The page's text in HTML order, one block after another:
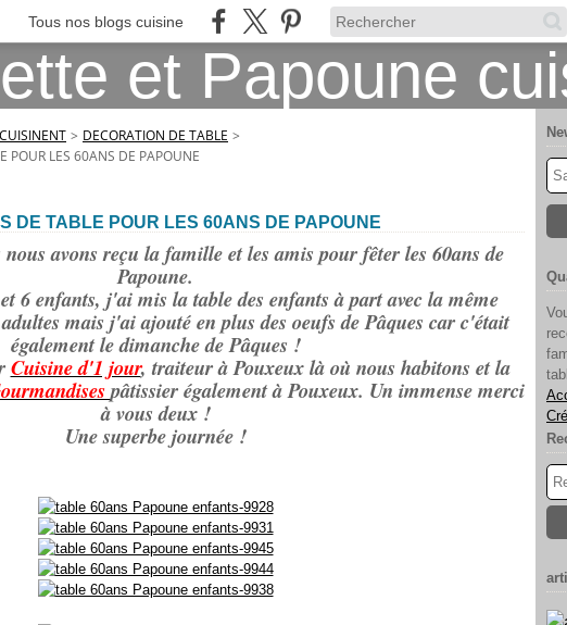
Tous nos blogs cuisine
> DECORATION DE TABLE >
POUR LES 60ANS DE PAPOUNE
DE TABLE POUR LES 60ANS DE PAPOUNE
avons reçu la famille et les amis pour fêter les 60ans de
Papoune.
6 enfants, j'ai mis la table des enfants à part avec la même
mais j'ai ajouté en plus des oeufs de Pâques car c'était
également le dimanche de Pâques !
Cuisine d'1 jour, traiteur à Pouxeux là où nous habitons et la
pâtissier également à Pouxeux. Un immense merci
à vous deux !
Une superbe journée !